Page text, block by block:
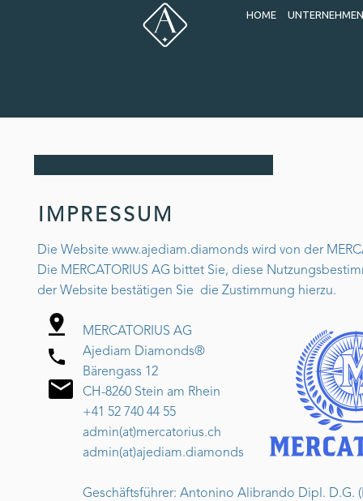
HOME UNTERNEHMEN
Die Website www.ajediam.diamonds wird von der
Die MERCATORIUS AG bittet Sie, diese
der Website bestätigen Sie die Zustimmung hierzu.
MERCATORIUS AG
Ajediam Diamonds®
Bärengass 12
CH-8260 Stein am Rhein
+41 52 740 44 55
admin(at)mercatorius.ch
admin(at)ajediam.diamonds
Geschäftsführer: Antonino Alibrando Dipl. D.G.
IMPRESSUM